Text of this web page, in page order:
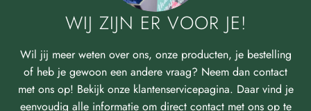
WIJ ZIJN ER VOOR JE!
Wil jij meer weten over ons, onze producten, je bestelling
of heb je gewoon een andere vraag? Neem dan contact
met ons op! Bekijk onze klantenservicepagina. Daar vind je
eenvoudig alle informatie om direct contact met ons op te